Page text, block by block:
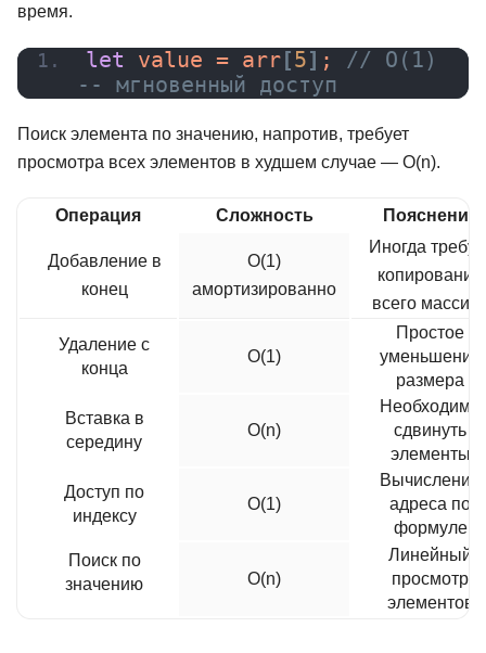
время.
let value = arr [5] ; // O(1)
-- мгновенный доступ
Поиск элемента по значению, напротив, требует
просмотра всех элементов в худшем случае — O(n).
Операция Сложность Пояснение
Добавление в
конец
O(1)
амортизированно
Иногда
копирования
всего
Удаление с
конца
O(1)
Простое
уменьшение
размера
Вставка в
середину
O(n)
Необходимо
сдвинуть
элементы
Доступ по
индексу
O(1)
Вычисление
адреса по
формуле
Поиск по
значению
O(n)
Линейный
просмотр
элементов
Мидл